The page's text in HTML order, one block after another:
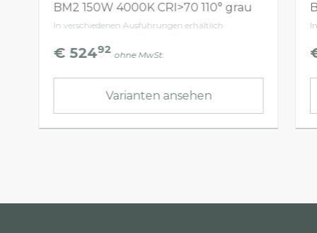
BM2 150W 4000K CRI>70 110° grau
In verschiedenen Ausführungen erhältlich
€ 52492 ohne MwSt.
Varianten ansehen